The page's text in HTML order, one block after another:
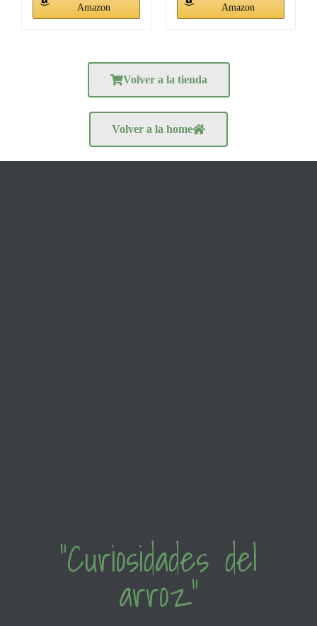
Amazon
Amazon
Volver a la tienda
Volver a la home
“Curiosidades del
arroz”